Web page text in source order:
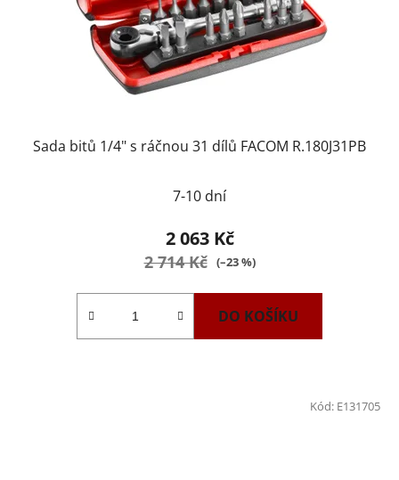
Sada bitů 1/4" s ráčnou 31 dílů FACOM R.180J31PB
7-10 dní
2 063 Kč
2 714 Kč (–23 %)
DO KOŠÍKU
Kód: E131705